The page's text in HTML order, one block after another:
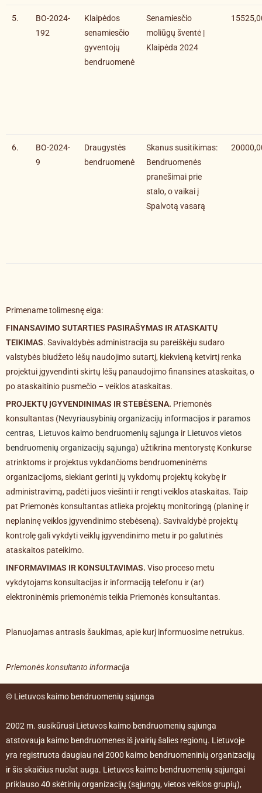
5.
BO-2024-
192
Klaipėdos
senamiesčio
gyventojų
bendruomenė
Senamiesčio
moliūgų šventė |
Klaipėda 2024
6.
BO-2024-
9
Draugystės
bendruomenė
Skanus susitikimas:
Bendruomenės
pranešimai prie
stalo, o vaikai į
Spalvotą vasarą
Primename tolimesnę eiga:
FINANSAVIMO SUTARTIES PASIRAŠYMAS IR ATASKAITŲ
TEIKIMAS. Savivaldybės administracija su pareiškėju sudaro
valstybės biudžeto lėšų naudojimo sutartį, kiekvieną ketvirtį renka
projektui įgyvendinti skirtų lėšų panaudojimo finansines ataskaitas, o
po ataskaitinio pusmečio – veiklos ataskaitas.
PROJEKTŲ ĮGYVENDINIMAS IR STEBĖSENA. Priemonės
konsultantas (Nevyriausybinių organizacijų informacijos ir paramos
centras, Lietuvos kaimo bendruomenių sąjunga ir Lietuvos vietos
bendruomenių organizacijų sąjunga) užtikrina mentorystę Konkurse
atrinktoms ir projektus vykdančioms bendruomeninėms
organizacijoms, siekiant gerinti jų vykdomų projektų kokybę ir
administravimą, padėti juos viešinti ir rengti veiklos ataskaitas. Taip
pat Priemonės konsultantas atlieka projektų monitoringą (planinę ir
neplaninę veiklos įgyvendinimo stebėseną). Savivaldybė projektų
kontrolę gali vykdyti veiklų įgyvendinimo metu ir po galutinės
ataskaitos pateikimo.
INFORMAVIMAS IR KONSULTAVIMAS. Viso proceso metu
vykdytojams konsultacijas ir informaciją telefonu ir (ar)
elektroninėmis priemonėmis teikia Priemonės konsultantas.
Planuojamas antrasis šaukimas, apie kurį informuosime netrukus.
Priemonės konsultanto informacija
© Lietuvos kaimo bendruomenių sąjunga
2002 m. susikūrusi Lietuvos kaimo bendruomenių sąjunga
atstovauja kaimo bendruomenes iš įvairių šalies regionų. Lietuvoje
yra registruota daugiau nei 2000 kaimo bendruomeninių organizacijų
ir šis skaičius nuolat auga. Lietuvos kaimo bendruomenių sąjungai
priklauso 40 skėtinių organizacijų (sąjungų, vietos veiklos grupių),